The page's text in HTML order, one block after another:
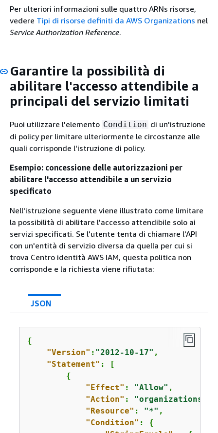
Per ulteriori informazioni sulle quattro ARNs risorse,
vedere Tipi di risorse definiti da AWS Organizations nel
Service Authorization Reference.
Garantire la possibilità di
abilitare l'accesso attendibile a
principali del servizio limitati
Puoi utilizzare l'elemento Condition di un'istruzione
di policy per limitare ulteriormente le circostanze alle
quali corrisponde l'istruzione di policy.
Esempio: concessione delle autorizzazioni per
abilitare l'accesso attendibile a un servizio
specificato
Nell'istruzione seguente viene illustrato come limitare
la possibilità di abilitare l'accesso attendibile solo ai
servizi specificati. Se l'utente tenta di chiamare l'API
con un'entità di servizio diversa da quella per cui si
trova Centro identità AWS IAM, questa politica non
corrisponde e la richiesta viene rifiutata:
JSON
{
"Version" : "2012-10-17" ,
"Statement" : [
{
"Effect" : "Allow" ,
"Action" :
"Resource" : "*" ,
"Condition" : {